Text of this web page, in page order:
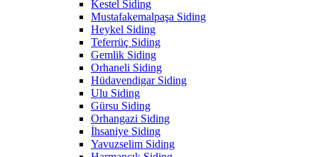
Kestel Siding
Mustafakemalpaşa Siding
Heykel Siding
Teferrüç Siding
Gemlik Siding
Orhaneli Siding
Hüdavendigar Siding
Ulu Siding
Gürsu Siding
Orhangazi Siding
İhsaniye Siding
Yavuzselim Siding